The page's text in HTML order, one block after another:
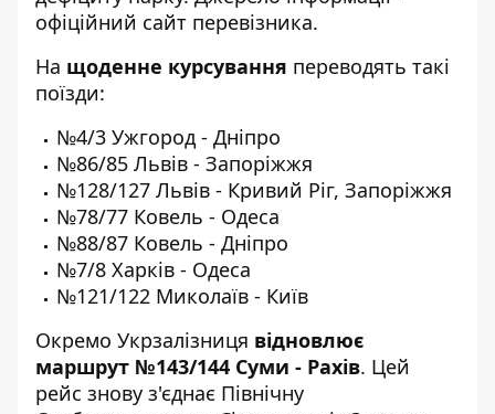
офіційний сайт перевізника.
На щоденне курсування переводять такі
поїзди:
№4/3 Ужгород - Дніпро
№86/85 Львів - Запоріжжя
№128/127 Львів - Кривий Ріг, Запоріжжя
№78/77 Ковель - Одеса
№88/87 Ковель - Дніпро
№7/8 Харків - Одеса
№121/122 Миколаїв - Київ
Окремо Укрзалізниця відновлює
маршрут №143/144 Суми - Рахів. Цей
рейс знову з'єднає Північну